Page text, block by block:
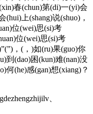
春(chun)第(di)一(yi)会
(hui)上(shang)说(shuo)，
位(wei)思(si)考
位(wei)思(si)考
，(，)如(ru)果(guo)你
到(dao)困(kun)难(nan)没
何(he)感(gan)想(xiang)？
、